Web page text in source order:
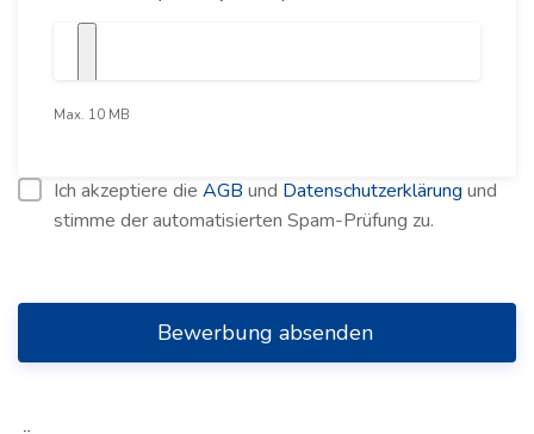
Max. 10 MB
Ich akzeptiere die AGB und Datenschutzerklärung und
stimme der automatisierten Spam-Prüfung zu.
Bewerbung absenden